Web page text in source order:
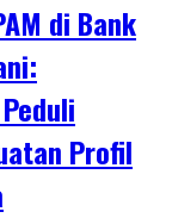
di Bank
Profil